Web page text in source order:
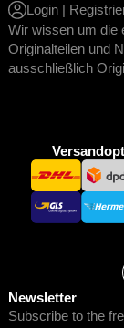
Login |
Wir wissen um die
Originalteilen und
ausschließlich
Newsletter
Subscribe to the